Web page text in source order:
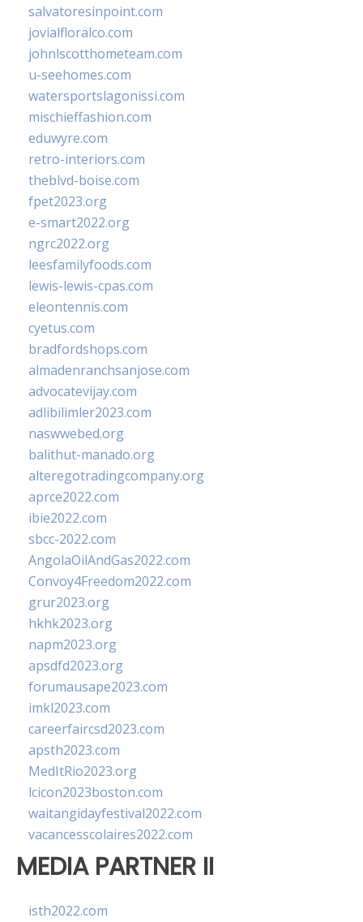
salvatoresinpoint.com
jovialfloralco.com
johnlscotthometeam.com
u-seehomes.com
watersportslagonissi.com
mischieffashion.com
eduwyre.com
retro-interiors.com
theblvd-boise.com
fpet2023.org
e-smart2022.org
ngrc2022.org
leesfamilyfoods.com
lewis-lewis-cpas.com
eleontennis.com
cyetus.com
bradfordshops.com
almadenranchsanjose.com
advocatevijay.com
adlibilimler2023.com
naswwebed.org
balithut-manado.org
alteregotradingcompany.org
aprce2022.com
ibie2022.com
sbcc-2022.com
AngolaOilAndGas2022.com
Convoy4Freedom2022.com
grur2023.org
hkhk2023.org
napm2023.org
apsdfd2023.org
forumausape2023.com
imkl2023.com
careerfaircsd2023.com
apsth2023.com
MedItRio2023.org
lcicon2023boston.com
waitangidayfestival2022.com
vacancesscolaires2022.com
MEDIA PARTNER II
isth2022.com